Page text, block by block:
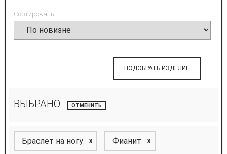
Сортировать:
ПОДОБРАТЬ ИЗДЕЛИЕ
ВЫБРАНО: ОТМЕНИТЬ
Браслет на ногу x Фианит x